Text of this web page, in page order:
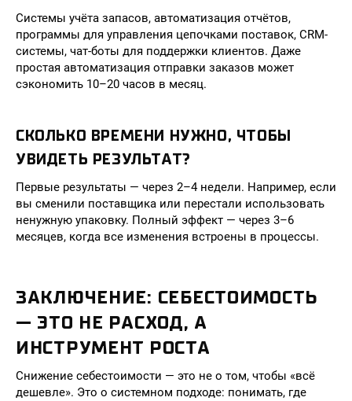
Системы учёта запасов, автоматизация отчётов,
программы для управления цепочками поставок, CRM-
системы, чат-боты для поддержки клиентов. Даже
простая автоматизация отправки заказов может
сэкономить 10–20 часов в месяц.
СКОЛЬКО ВРЕМЕНИ НУЖНО, ЧТОБЫ
УВИДЕТЬ РЕЗУЛЬТАТ?
Первые результаты — через 2–4 недели. Например, если
вы сменили поставщика или перестали использовать
ненужную упаковку. Полный эффект — через 3–6
месяцев, когда все изменения встроены в процессы.
ЗАКЛЮЧЕНИЕ: СЕБЕСТОИМОСТЬ
— ЭТО НЕ РАСХОД, А
ИНСТРУМЕНТ РОСТА
Снижение себестоимости — это не о том, чтобы «всё
дешевле». Это о системном подходе: понимать, где